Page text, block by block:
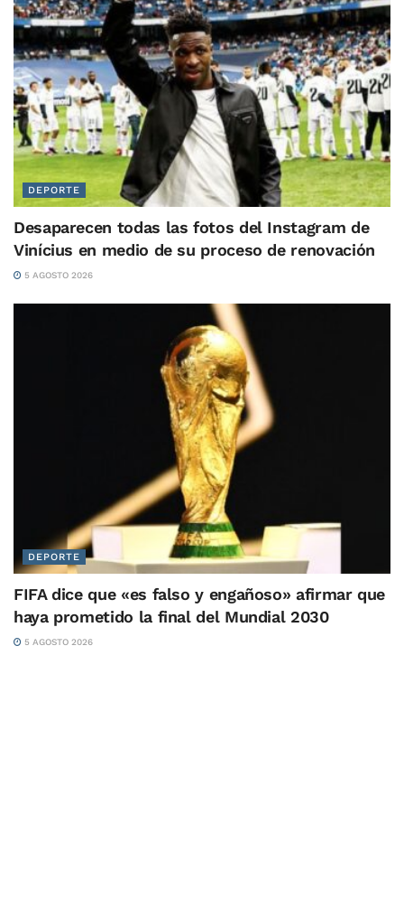
DEPORTE
Desaparecen todas las fotos del Instagram de
Vinícius en medio de su proceso de renovación
5 AGOSTO 2026
DEPORTE
FIFA dice que «es falso y engañoso» afirmar que
haya prometido la final del Mundial 2030
5 AGOSTO 2026